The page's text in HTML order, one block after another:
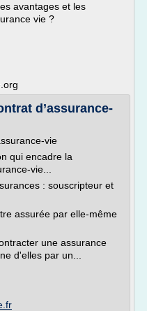
avantages et les
vie ?
d’assurance-
vie
qui encadre la
vie...
: souscripteur et
assurée par elle-même
une assurance
d'elles par un...